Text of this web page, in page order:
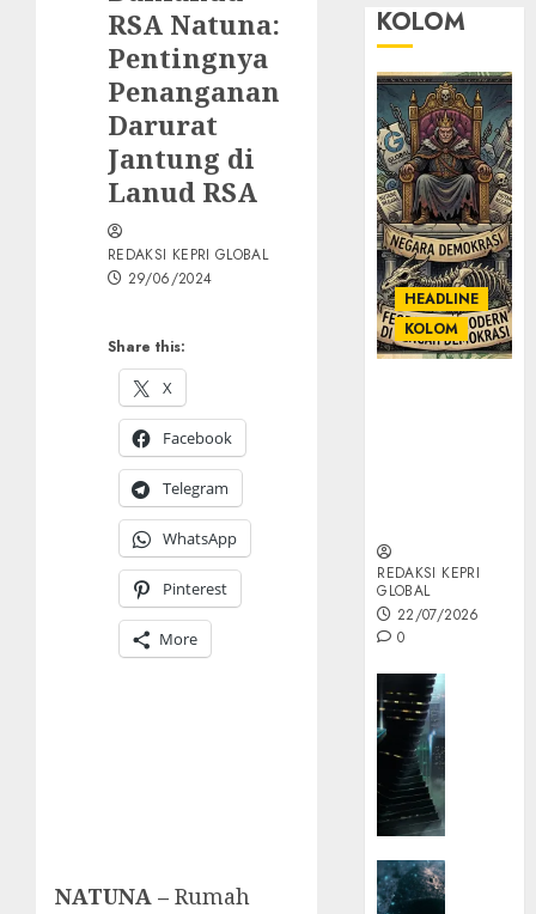
RSA Natuna:
Pentingnya
Penanganan
Darurat
Jantung di
Lanud RSA
Share this:
X
Facebook
Telegram
WhatsApp
Pinterest
More
REDAKSI KEPRI GLOBAL
29/06/2024
NATUNA – Rumah
KOLOM
HEADLINE
KOLOM
REDAKSI KEPRI
GLOBAL
22/07/2026
0